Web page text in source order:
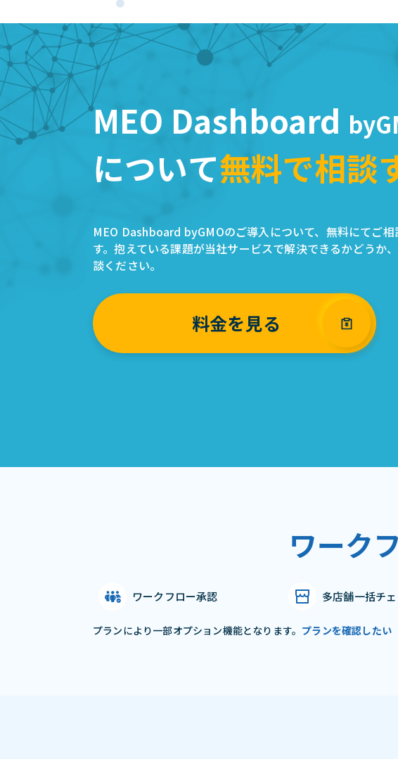
MEO Dashboard
について無料で相談
MEO Dashboard byGMOのご導入について、無料にてご相
す。抱えている課題が当社サービスで解決できるかどうか
談ください。
料金を見る
ワーク
ワークフロー承認 多店舗一括チ
プランにより一部オプション機能となります。 プランを確認したい